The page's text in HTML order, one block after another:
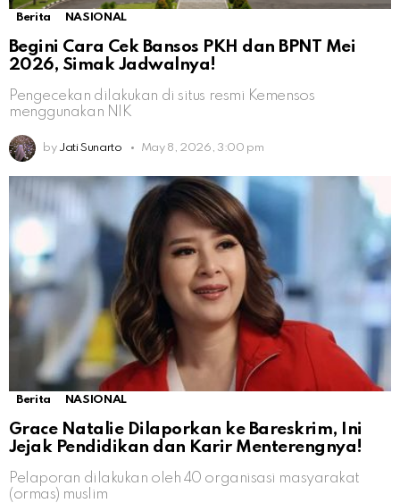
Berita NASIONAL
Begini Cara Cek Bansos PKH dan BPNT Mei
2026, Simak Jadwalnya!
Pengecekan dilakukan di situs resmi Kemensos
menggunakan NIK
by Jati Sunarto May 8, 2026, 3:00 pm
Berita NASIONAL
Grace Natalie Dilaporkan ke Bareskrim, Ini
Jejak Pendidikan dan Karir Menterengnya!
Pelaporan dilakukan oleh 40 organisasi masyarakat
(ormas) muslim